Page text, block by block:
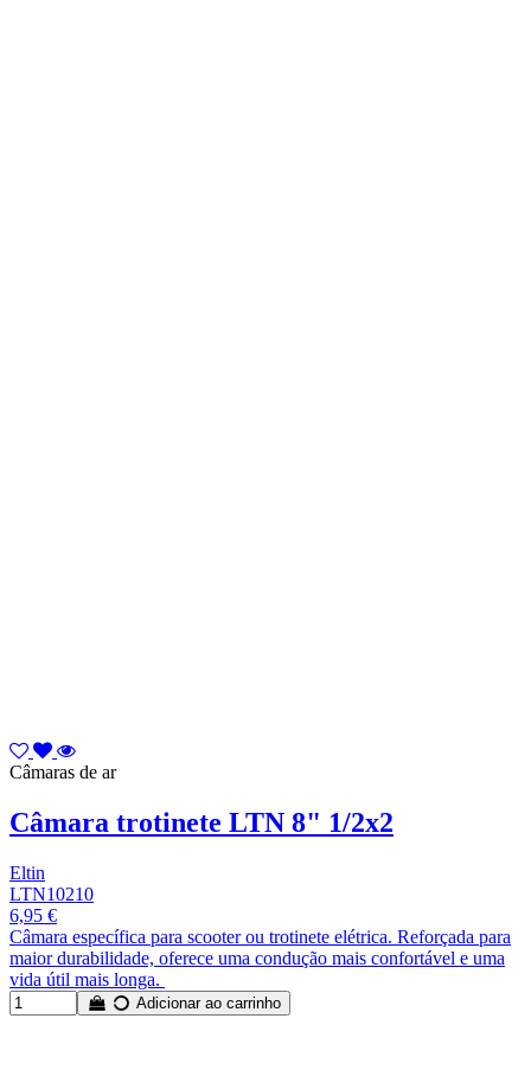
Câmaras de ar
Câmara trotinete LTN 8" 1/2x2
Eltin
LTN10210
6,95 €
Câmara específica para scooter ou trotinete elétrica. Reforçada para
maior durabilidade, oferece uma condução mais confortável e uma
vida útil mais longa. ​
Adicionar ao carrinho